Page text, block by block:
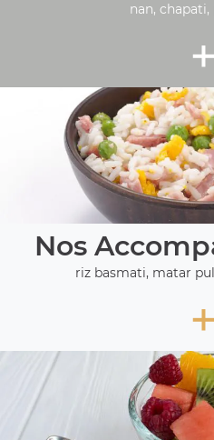
nan, chapati,
+
Nos
riz basmati, matar
+